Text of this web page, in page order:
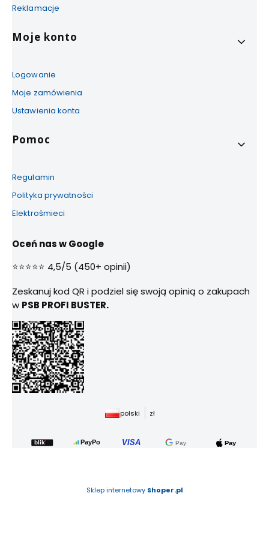
Reklamacje
Moje konto
Logowanie
Moje zamówienia
Ustawienia konta
Pomoc
Regulamin
Polityka prywatności
Elektrośmieci
Oceń nas w Google
⭐⭐⭐⭐⭐ 4,5/5 (450+ opinii)
Zeskanuj kod QR i podziel się swoją opinią o zakupach
w PSB PROFI BUSTER.
polski zł
Sklep internetowy Shoper.pl